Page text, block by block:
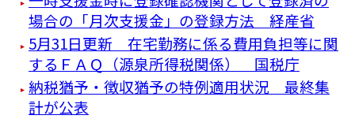
場合の「月次支援金」の登録方法 経産省
5月31日更新 在宅勤務に係る費用負担等に関
するＦＡＱ（源泉所得税関係） 国税庁
納税猶予・徴収猶予の特例適用状況 最終集
計が公表